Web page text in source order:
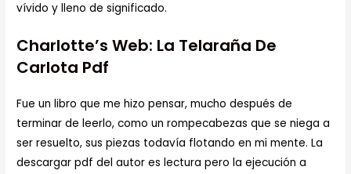
vívido y lleno de significado.
Charlotte’s Web: La Telaraña De
Carlota Pdf
Fue un libro que me hizo pensar, mucho después de
terminar de leerlo, como un rompecabezas que se niega a
ser resuelto, sus piezas todavía flotando en mi mente. La
descargar pdf del autor es lectura pero la ejecución a